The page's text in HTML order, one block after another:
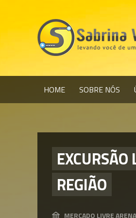
HOME SOBRE NÓS
REGIÃO
MERCADO LIVRE